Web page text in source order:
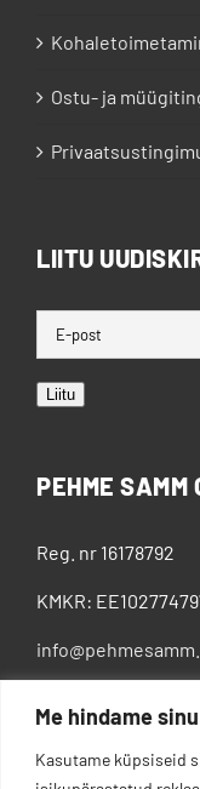
Me hindame
Kasutame küpsiseid
Ostu- ja
LIITU
Liitu
PEHME SAMM
Reg. nr 16178792
KMKR: